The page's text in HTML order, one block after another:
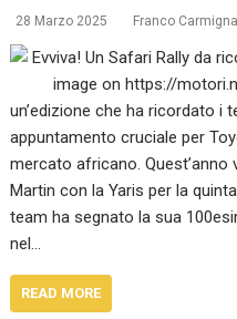
28 Marzo 2025 Franco
un’edizione che ha ricordato i
appuntamento cruciale per
mercato africano. Quest’anno
Martin con la Yaris per la
team ha segnato la sua
nel…
READ MORE